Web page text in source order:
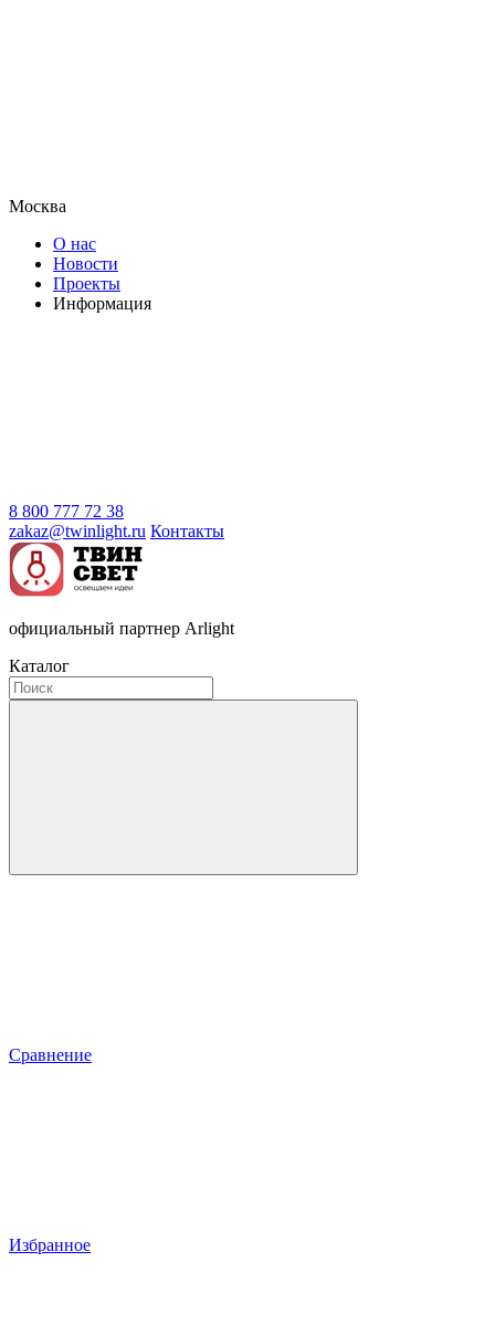
Москва
О нас
Новости
Проекты
Информация
8 800 777 72 38
zakaz@twinlight.ru Контакты
официальный партнер Arlight
Каталог
Сравнение
Избранное